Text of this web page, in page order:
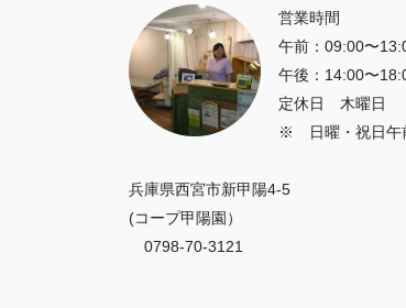
営業時間
午前：09:00〜
午後：14:00〜
定休日 木曜日
※ 日曜・祝日午
兵庫県西宮市新甲陽4-5
(コープ甲陽園）
0798-70-3121